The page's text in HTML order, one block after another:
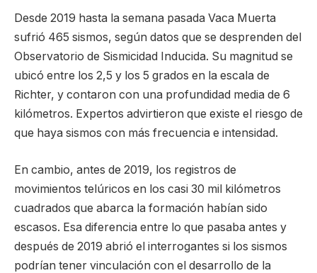
Desde 2019 hasta la semana pasada Vaca Muerta
sufrió 465 sismos, según datos que se desprenden del
Observatorio de Sismicidad Inducida. Su magnitud se
ubicó entre los 2,5 y los 5 grados en la escala de
Richter, y contaron con una profundidad media de 6
kilómetros. Expertos advirtieron que existe el riesgo de
que haya sismos con más frecuencia e intensidad.
En cambio, antes de 2019, los registros de
movimientos telúricos en los casi 30 mil kilómetros
cuadrados que abarca la formación habían sido
escasos. Esa diferencia entre lo que pasaba antes y
después de 2019 abrió el interrogantes si los sismos
podrían tener vinculación con el desarrollo de la